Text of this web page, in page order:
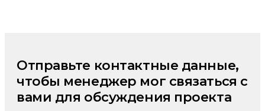
Отправьте контактные данные,
чтобы менеджер мог связаться с
вами для обсуждения проекта